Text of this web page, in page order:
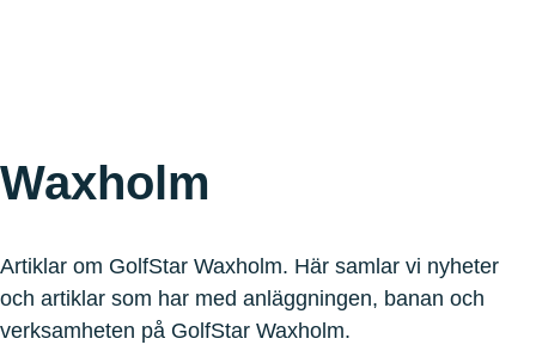
Waxholm
Artiklar om GolfStar Waxholm. Här samlar vi nyheter
och artiklar som har med anläggningen, banan och
verksamheten på GolfStar Waxholm.